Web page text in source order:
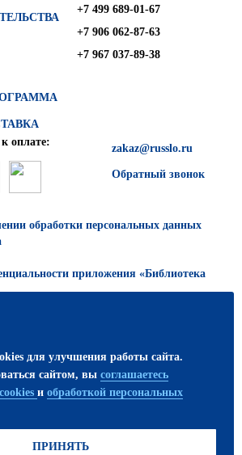
+7 499 689-01-67
+7 906 062-87-63
+7 967 037-89-38
zakaz@russlo.ru
Обратный звонок
оплате:
обработки персональных данных
приложения «Библиотека
с письменного разрешения
для улучшения работы сайта.
сайтом, вы соглашаетесь
и обработкой персональных
ПРИНЯТЬ